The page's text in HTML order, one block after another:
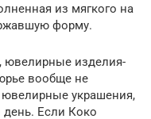
из мягкого на
форму.
ювелирные изделия-
вообще не
украшения,
день. Если Коко